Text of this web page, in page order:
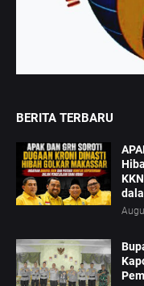
BERITA TERBARU